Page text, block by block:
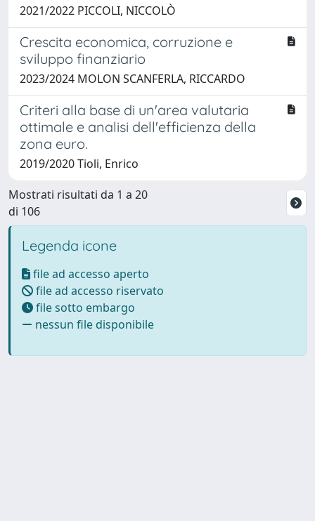
2021/2022 PICCOLI, NICCOLÒ
Crescita economica, corruzione e
sviluppo finanziario
2023/2024 MOLON SCANFERLA, RICCARDO
Criteri alla base di un'area valutaria
ottimale e analisi dell'efficienza della
zona euro.
2019/2020 Tioli, Enrico
Mostrati risultati da 1 a 20
di 106
Legenda icone
file ad accesso aperto
file ad accesso riservato
file sotto embargo
nessun file disponibile